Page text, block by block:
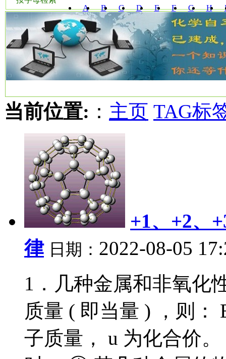
A
B C D E F G H
W Y
当前位置: ： 主页 TAG标
+1、+2、
律 日期： 2022-08-05
1．几种金属和非氧化
质量 ( 即当量 ) ，则：
子质量， u 为化合价